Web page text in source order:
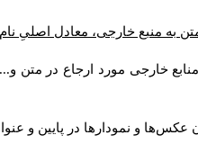
به منبع خارجی، معادل اصلیِ
خارجی مورد ارجاع در
و نمودارها در پایین و